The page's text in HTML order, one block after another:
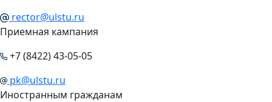
rector@ulstu.ru
Приемная кампания
+7 (8422) 43-05-05
pk@ulstu.ru
Иностранным гражданам